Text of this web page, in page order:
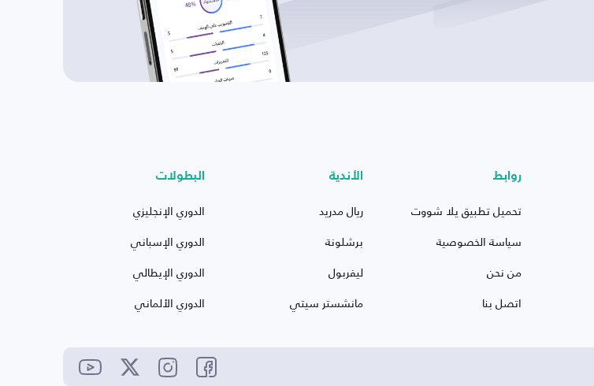
روابط
تحميل تطبيق يلا شووت
سياسة الخصوصية
من نحن
اتصل بنا
الأندية
ريال مدريد
برشلونة
ليفربول
مانشستر سيتي
البطولات
الدوري الإنجليزي
الدوري الإسباني
الدوري الإيطالي
الدوري الألماني